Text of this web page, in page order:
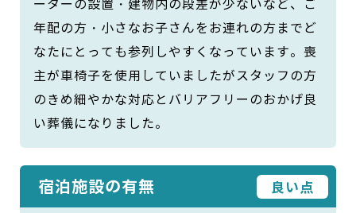
ーターの設置・建物内の段差が少ないなど、ご
年配の方・小さなお子さんをお連れの方までど
なたにとっても参列しやすくなっています。喪
主が車椅子を使用していましたがスタッフの方
のきめ細やかな対応とバリアフリーのおかげ良
い葬儀になりました。
宿泊施設の有無 良い点